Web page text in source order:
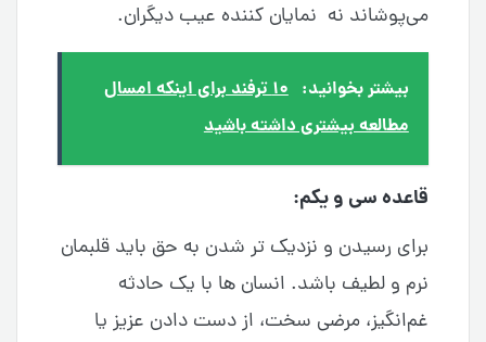
می‌پوشاند نه نمایان کننده عیب دیگران.
بیشتر بخوانید:
۱۰ ترفند برای اینکه امسال
مطالعه بیشتری داشته باشید
قاعده سی و یکم:
برای رسیدن و نزدیک تر شدن به حق باید قلبمان
نرم و لطیف باشد. انسان ها با یک حادثه
غم‌انگیز، مرضی سخت، از دست دادن عزیز یا